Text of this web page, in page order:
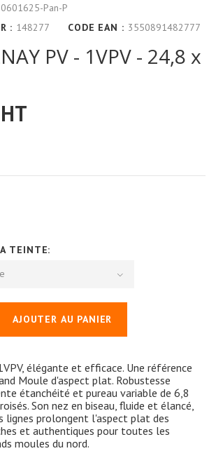
Pan-P
: 148277 CODE EAN : 3550891482777
PV - 1VPV - 24,8 x
HT
TEINTE:
AJOUTER AU PANIER
élégante et efficace. Une référence
Moule d'aspect plat. Robustesse
étanchéité et pureau variable de 6,8
Son nez en biseau, fluide et élancé,
lignes prolongent l'aspect plat des
et authentiques pour toutes les
moules du nord.